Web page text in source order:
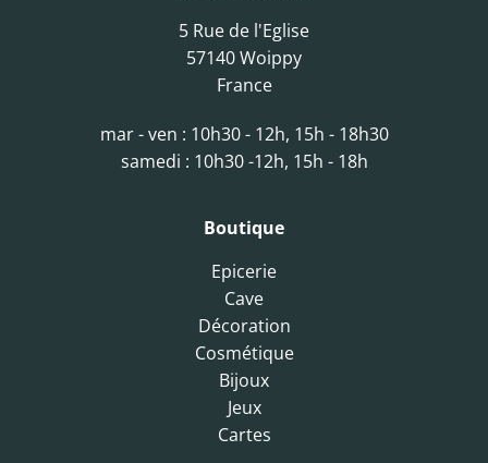
5 Rue de l'Eglise
57140 Woippy
France
mar - ven : 10h30 - 12h, 15h - 18h30
samedi : 10h30 -12h, 15h - 18h
Boutique
Epicerie
Cave
Décoration
Cosmétique
Bijoux
Jeux
Cartes